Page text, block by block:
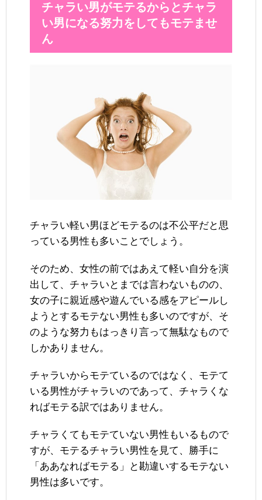
チャラい男がモテるからとチャラ
い男になる努力をしてもモテませ
ん
チャラい軽い男ほどモテるのは不公平だと思
っている男性も多いことでしょう。
そのため、女性の前ではあえて軽い自分を演
出して、チャラいとまでは言わないものの、
女の子に親近感や遊んでいる感をアピールし
ようとするモテない男性も多いのですが、そ
のような努力もはっきり言って無駄なもので
しかありません。
チャラいからモテているのではなく、モテて
いる男性がチャラいのであって、チャラくな
ればモテる訳ではありません。
チャラくてもモテていない男性もいるもので
すが、モテるチャラい男性を見て、勝手に
「ああなればモテる」と勘違いするモテない
男性は多いです。